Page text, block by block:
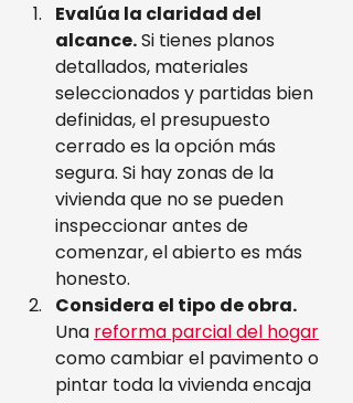
Evalúa la claridad del
alcance. Si tienes planos
detallados, materiales
seleccionados y partidas bien
definidas, el presupuesto
cerrado es la opción más
segura. Si hay zonas de la
vivienda que no se pueden
inspeccionar antes de
comenzar, el abierto es más
honesto.
Considera el tipo de obra.
Una reforma parcial del hogar
como cambiar el pavimento o
pintar toda la vivienda encaja